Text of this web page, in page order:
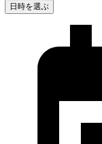
日時を選ぶ